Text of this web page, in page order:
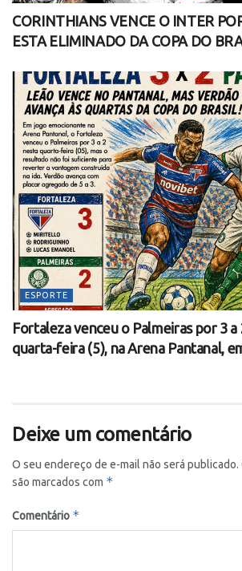
CORINTHIANS VENCE O INTER
ESTA ELIMINADO DA COPA DO
ESPORTE
Fortaleza venceu o Palmeiras por 3
quarta-feira (5), na Arena Pantanal,
Deixe um comentário
O seu endereço de e-mail não será publicado.
são marcados com *
Comentário *